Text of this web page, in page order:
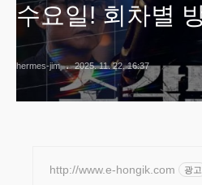
수요일! 회차별
꿀팁 총정리
hermes-jim 2025. 11. 22. 16:37
http://www.e-hongik.com 광고